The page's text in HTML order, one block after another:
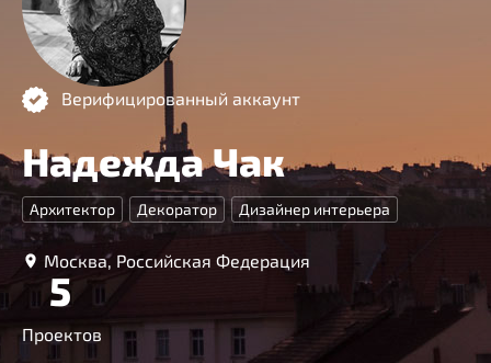
Верифицированный аккаунт
Надежда Чак
Архитектор Декоратор Дизайнер интерьера
Москва, Российская Федерация
5
Проектов